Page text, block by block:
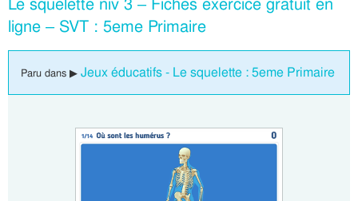
Le squelette niv 3 – Fiches exercice gratuit en
ligne – SVT : 5eme Primaire
Paru dans ▶ Jeux éducatifs - Le squelette : 5eme Primaire